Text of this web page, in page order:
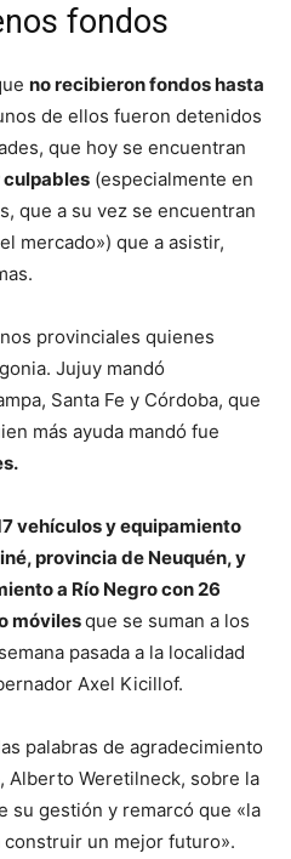
fondos
no recibieron fondos hasta
de ellos fueron detenidos
que hoy se encuentran
(especialmente en
que a su vez se encuentran
mercado») que a asistir,
provinciales quienes
Jujuy mandó
Santa Fe y Córdoba, que
más ayuda mandó fue
vehículos y equipamiento
provincia de Neuquén, y
a Río Negro con 26
móvilesque se suman a los
pasada a la localidad
Axel Kicillof.
palabras de agradecimiento
Alberto Weretilneck, sobre la
su gestión y remarcó que «la
un mejor futuro».